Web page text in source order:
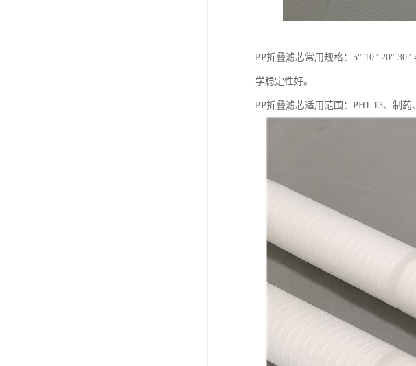
PP折叠滤芯常用规格：5" 10" 20"
学稳定性好。
PP折叠滤芯适用范围：PH1-13、制药